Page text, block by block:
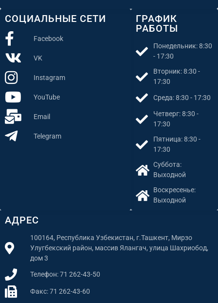
АДРЕС
100164, Республика Узбекистан, г.Ташкент, Мирзо
Улугбекский район, массив Ялангач, улица Шахриобод,
дом 3
Телефон: 71 262-43-50
Факс: 71 262-43-60
ГРАФИК
РАБОТЫ
Понедельник: 8:30
- 17:30
Вторник: 8:30 -
17:30
Среда: 8:30 - 17:30
Четверг: 8:30 -
17:30
Пятница: 8:30 -
17:30
Суббота:
Выходной
Воскресенье:
Выходной
СОЦИАЛЬНЫЕ СЕТИ
Facebook
VK
Instagram
YouTube
Email
Telegram